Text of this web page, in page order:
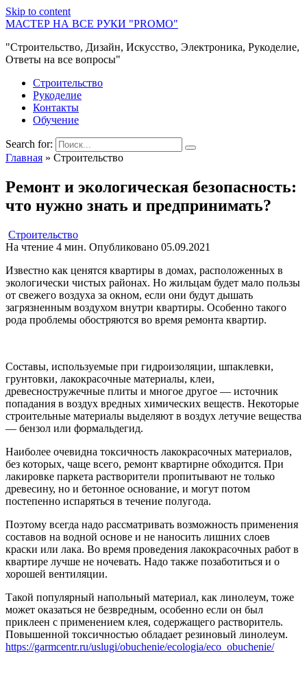
Skip to content
МАСТЕР НА ВСЕ РУКИ "PROMO"
"Строительство, Дизайн, Искусство, Электроника, Рукоделие,
Ответы на все вопросы"
Строительство
Рукоделие
Контакты
Обучение
Search for:
Главная » Строительство
Ремонт и экологическая безопасность:
что нужно знать и предпринимать?
Строительство
На чтение 4 мин. Опубликовано 05.09.2021
Известно как ценятся квартиры в домах, расположенных в
экологически чистых районах. Но жильцам будет мало пользы
от свежего воздуха за окном, если они будут дышать
загрязненным воздухом внутри квартиры. Особенно такого
рода проблемы обостряются во время ремонта квартир.
Составы, используемые при гидроизоляции, шпаклевки,
грунтовки, лакокрасочные материалы, клеи,
древесностружечные плиты и многое другое — источник
попадания в воздух вредных химических веществ. Некоторые
строительные материалы выделяют в воздух летучие вещества
— бензол или формальдегид.
Наиболее очевидна токсичность лакокрасочных материалов,
без которых, чаще всего, ремонт квартирне обходится. При
лакировке паркета растворители пропитывают не только
древесину, но и бетонное основание, и могут потом
постепенно испаряться в течение полугода.
Поэтому всегда надо рассматривать возможность применения
составов на водной основе и не наносить лишних слоев
краски или лака. Во время проведения лакокрасочных работ в
квартире лучше не ночевать. Надо также позаботиться и о
хорошей вентиляции.
Такой популярный напольный материал, как линолеум, тоже
может оказаться не безвредным, особенно если он был
приклеен с применением клея, содержащего растворитель.
Повышенной токсичностью обладает резиновый линолеум.
https://garmcentr.ru/uslugi/obuchenie/ecologia/eco_obuchenie/